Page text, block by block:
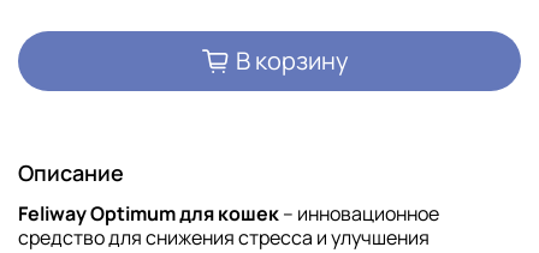
В корзину
Описание
Feliway Optimum для кошек– инновационное
средство для снижения стресса и улучшения